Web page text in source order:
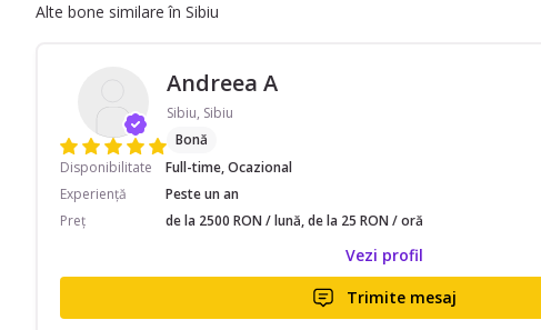
Alte bone similare în Sibiu
Andreea A
Sibiu, Sibiu
Bonă
Disponibilitate
Full-time, Ocazional
Experiență
Peste un an
Preț
de la 2500 RON / lună, de la 25 RON / oră
Vezi profil
Trimite mesaj